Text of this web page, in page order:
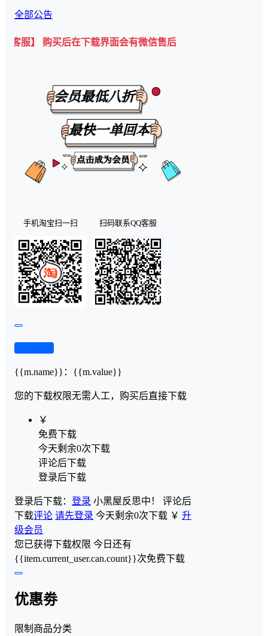
全部公告
后在下载界面会有微信售后客服二维码💡
手机淘宝扫一扫 扫码联系QQ客服
{{m.name}} ： {{m.value}}
您的下载权限无需人工，购买后直接下载
￥
免费下载
今天剩余0次下载
评论后下载
登录后下载
登录后下载： 登录 小黑屋反思中！ 评论后
下载评论 请先登录 今天剩余0次下载 ￥ 升
级会员
您已获得下载权限 今日还有
{{item.current_user.can.count}}次免费下载
优惠劵
限制商品分类